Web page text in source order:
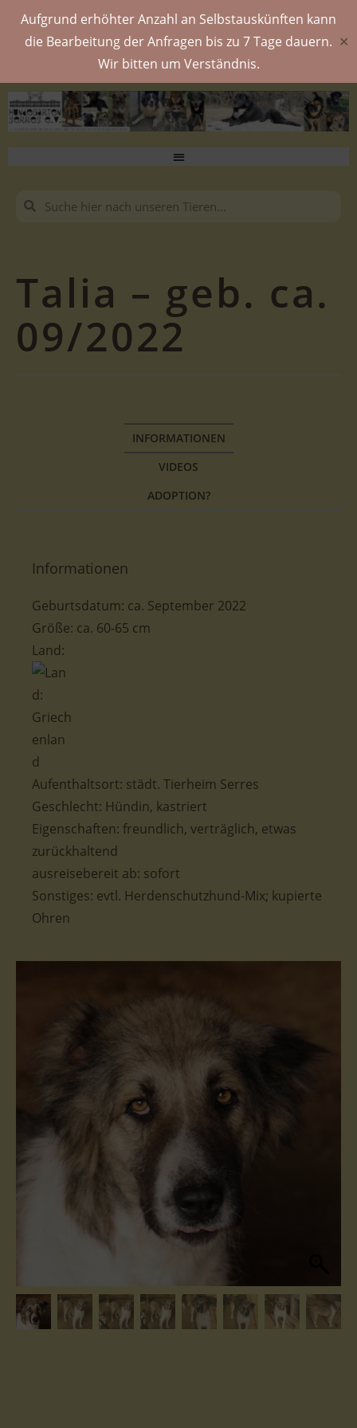
Aufgrund erhöhter Anzahl an Selbstauskünften kann
die Bearbeitung der Anfragen bis zu 7 Tage dauern.
Wir bitten um Verständnis.
✕
Talia – geb. ca.
09/2022
INFORMATIONEN
VIDEOS
ADOPTION?
Informationen
Geburtsdatum: ca. September 2022
Größe: ca. 60-65 cm
Land:
Aufenthaltsort: städt. Tierheim Serres
Geschlecht: Hündin, kastriert
Eigenschaften: freundlich, verträglich, etwas
zurückhaltend
ausreisebereit ab: sofort
Sonstiges: evtl. Herdenschutzhund-Mix; kupierte
Ohren